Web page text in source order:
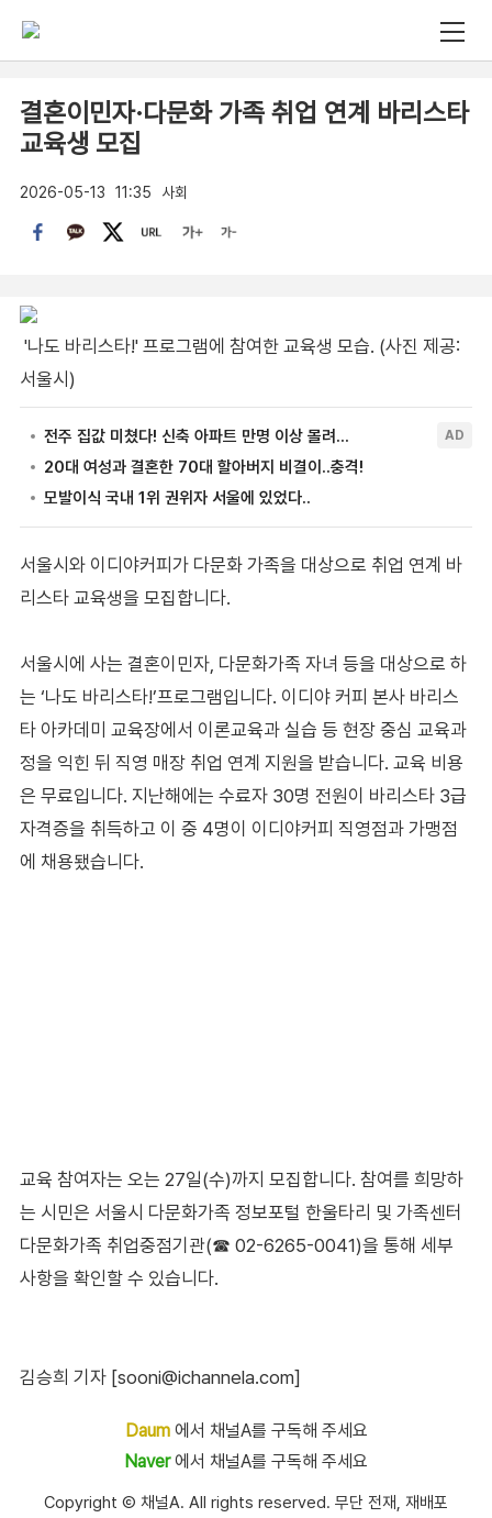
결혼이민자·다문화 가족 취업 연계 바리스타
교육생 모집
2026-05-13 11:35 사회
'나도 바리스타!' 프로그램에 참여한 교육생 모습. (사진 제공:
서울시)
서울시와 이디야커피가 다문화 가족을 대상으로 취업 연계 바
리스타 교육생을 모집합니다.
서울시에 사는 결혼이민자, 다문화가족 자녀 등을 대상으로 하
는 ‘나도 바리스타!’프로그램입니다. 이디야 커피 본사 바리스
타 아카데미 교육장에서 이론교육과 실습 등 현장 중심 교육과
정을 익힌 뒤 직영 매장 취업 연계 지원을 받습니다. 교육 비용
은 무료입니다. 지난해에는 수료자 30명 전원이 바리스타 3급
자격증을 취득하고 이 중 4명이 이디야커피 직영점과 가맹점
에 채용됐습니다.
교육 참여자는 오는 27일(수)까지 모집합니다. 참여를 희망하
는 시민은 서울시 다문화가족 정보포털 한울타리 및 가족센터
다문화가족 취업중점기관(☎ 02-6265-0041)을 통해 세부
사항을 확인할 수 있습니다.
김승희 기자 [sooni@ichannela.com]
Daum에서 채널A를 구독해 주세요
Naver에서 채널A를 구독해 주세요
Copyright Ⓒ 채널A. All rights reserved. 무단 전재, 재배포